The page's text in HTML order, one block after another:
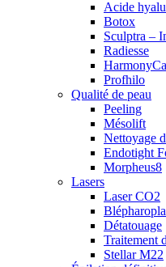
Acide
Botox
Sculptra –
Radiesse
HarmonyCa
Profhilo
Qualité de peau
Peeling
Mésolift
Nettoyage
Endotight
Morpheus8
Lasers
Laser CO2
Détatouage
Traitement
Stellar M22